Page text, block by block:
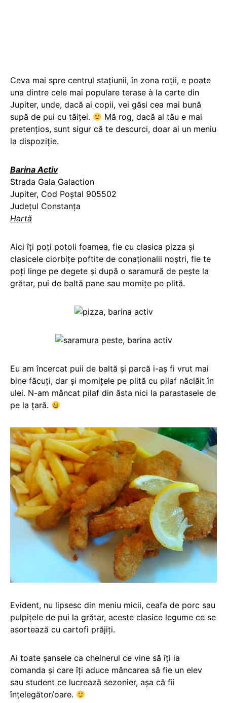
Ceva mai spre centrul stațiunii, în zona roții, e poate
una dintre cele mai populare terase à la carte din
Jupiter, unde, dacă ai copii, vei găsi cea mai bună
supă de pui cu tăiței.
Mă rog, dacă al tău e mai
pretențios, sunt sigur că te descurci, doar ai un meniu
la dispoziție.
Barina Activ
Strada Gala Galaction
Jupiter, Cod Poștal 905502
Județul Constanța
Hartă
Aici îți poți potoli foamea, fie cu clasica pizza și
clasicele ciorbițe poftite de conaționalii noștri, fie te
poți linge pe degete și după o saramură de pește la
grătar, pui de baltă pane sau momițe pe plită.
Eu am încercat puii de baltă și parcă i-aș fi vrut mai
bine făcuți, dar și momițele pe plită cu pilaf năclăit în
ulei. N-am mâncat pilaf din ăsta nici la parastasele de
pe la țară.
Evident, nu lipsesc din meniu micii, ceafa de porc sau
pulpițele de pui la grătar, aceste clasice legume ce se
asortează cu cartofi prăjiți.
Ai toate șansele ca chelnerul ce vine să îți ia
comanda și care îți aduce mâncarea să fie un elev
sau student ce lucrează sezonier, așa că fii
înțelegător/oare.